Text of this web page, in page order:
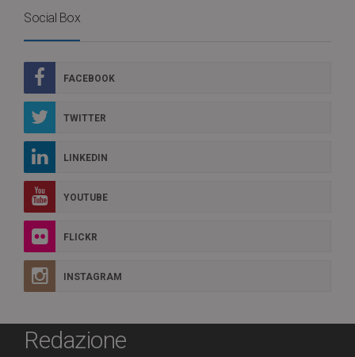
Social Box
FACEBOOK
TWITTER
LINKEDIN
YOUTUBE
FLICKR
INSTAGRAM
Redazione